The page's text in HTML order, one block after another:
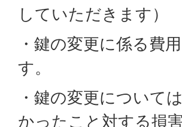
していただきます）
・鍵の変更に係る費
す。
・鍵の変更について
かったこと対する損